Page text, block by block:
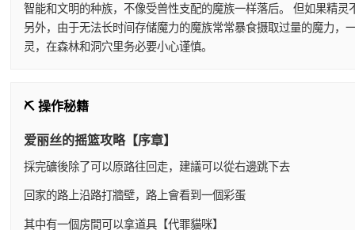
智能和文明的种族，不像受兽性支配的魔族一样落后。 但如果精
另外，由于无法长时间存储魔力的魔族常常暴食摄取过量的魔力
灵，在森林和洞穴里务必要小心谨慎。
⛏️ 操作秘籍
爱丽丝的摇篮攻略【序章】
採完礦後除了可以原路往回走，建議可以從右邊跳下去
回家的路上沿路打牆壁，路上會看到一個彩蛋
其中有一個房間可以拿道具【代罪貓咪】